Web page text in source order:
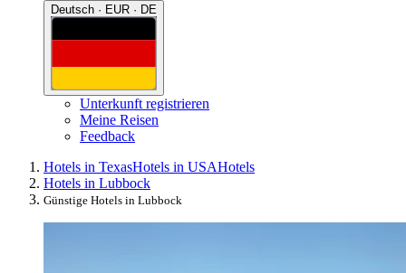
Deutsch · EUR · DE
Unterkunft registrieren
Meine Reisen
Feedback
Hotels in TexasHotels in USAHotels
Hotels in Lubbock
Günstige Hotels in Lubbock